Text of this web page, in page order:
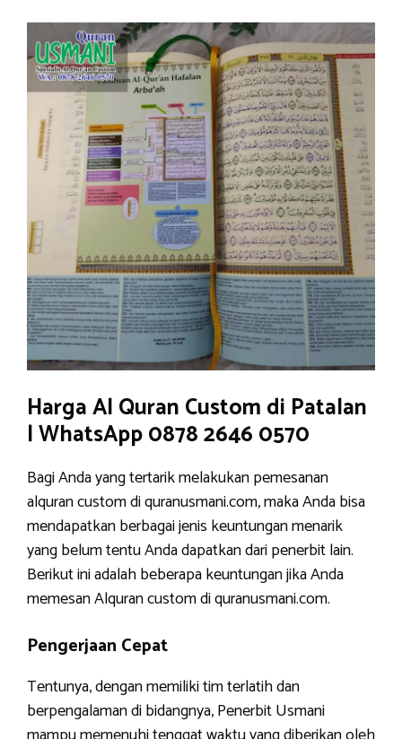
Harga Al Quran Custom di Patalan
| WhatsApp 0878 2646 0570
Bagi Anda yang tertarik melakukan pemesanan
alquran custom di quranusmani.com, maka Anda bisa
mendapatkan berbagai jenis keuntungan menarik
yang belum tentu Anda dapatkan dari penerbit lain.
Berikut ini adalah beberapa keuntungan jika Anda
memesan Alquran custom di quranusmani.com.
Pengerjaan Cepat
Tentunya, dengan memiliki tim terlatih dan
berpengalaman di bidangnya, Penerbit Usmani